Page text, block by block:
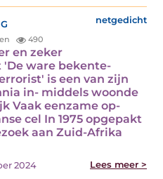
netgedicht
490
en zeker
ware bekente-
is een van zijn
in- middels woonde
Vaak eenzame op-
cel In 1975 opgepakt
aan Zuid-Afrika
2024 Lees meer >